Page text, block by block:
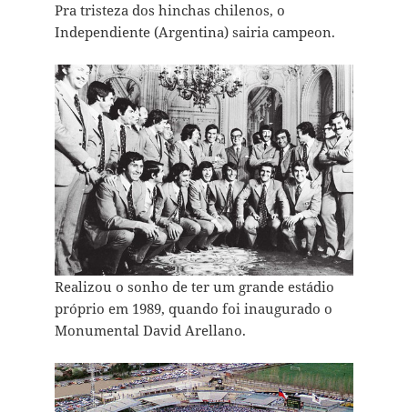
Pra tristeza dos hinchas chilenos, o
Independiente (Argentina) sairia campeon.
Realizou o sonho de ter um grande estádio
próprio em 1989, quando foi inaugurado o
Monumental David Arellano.